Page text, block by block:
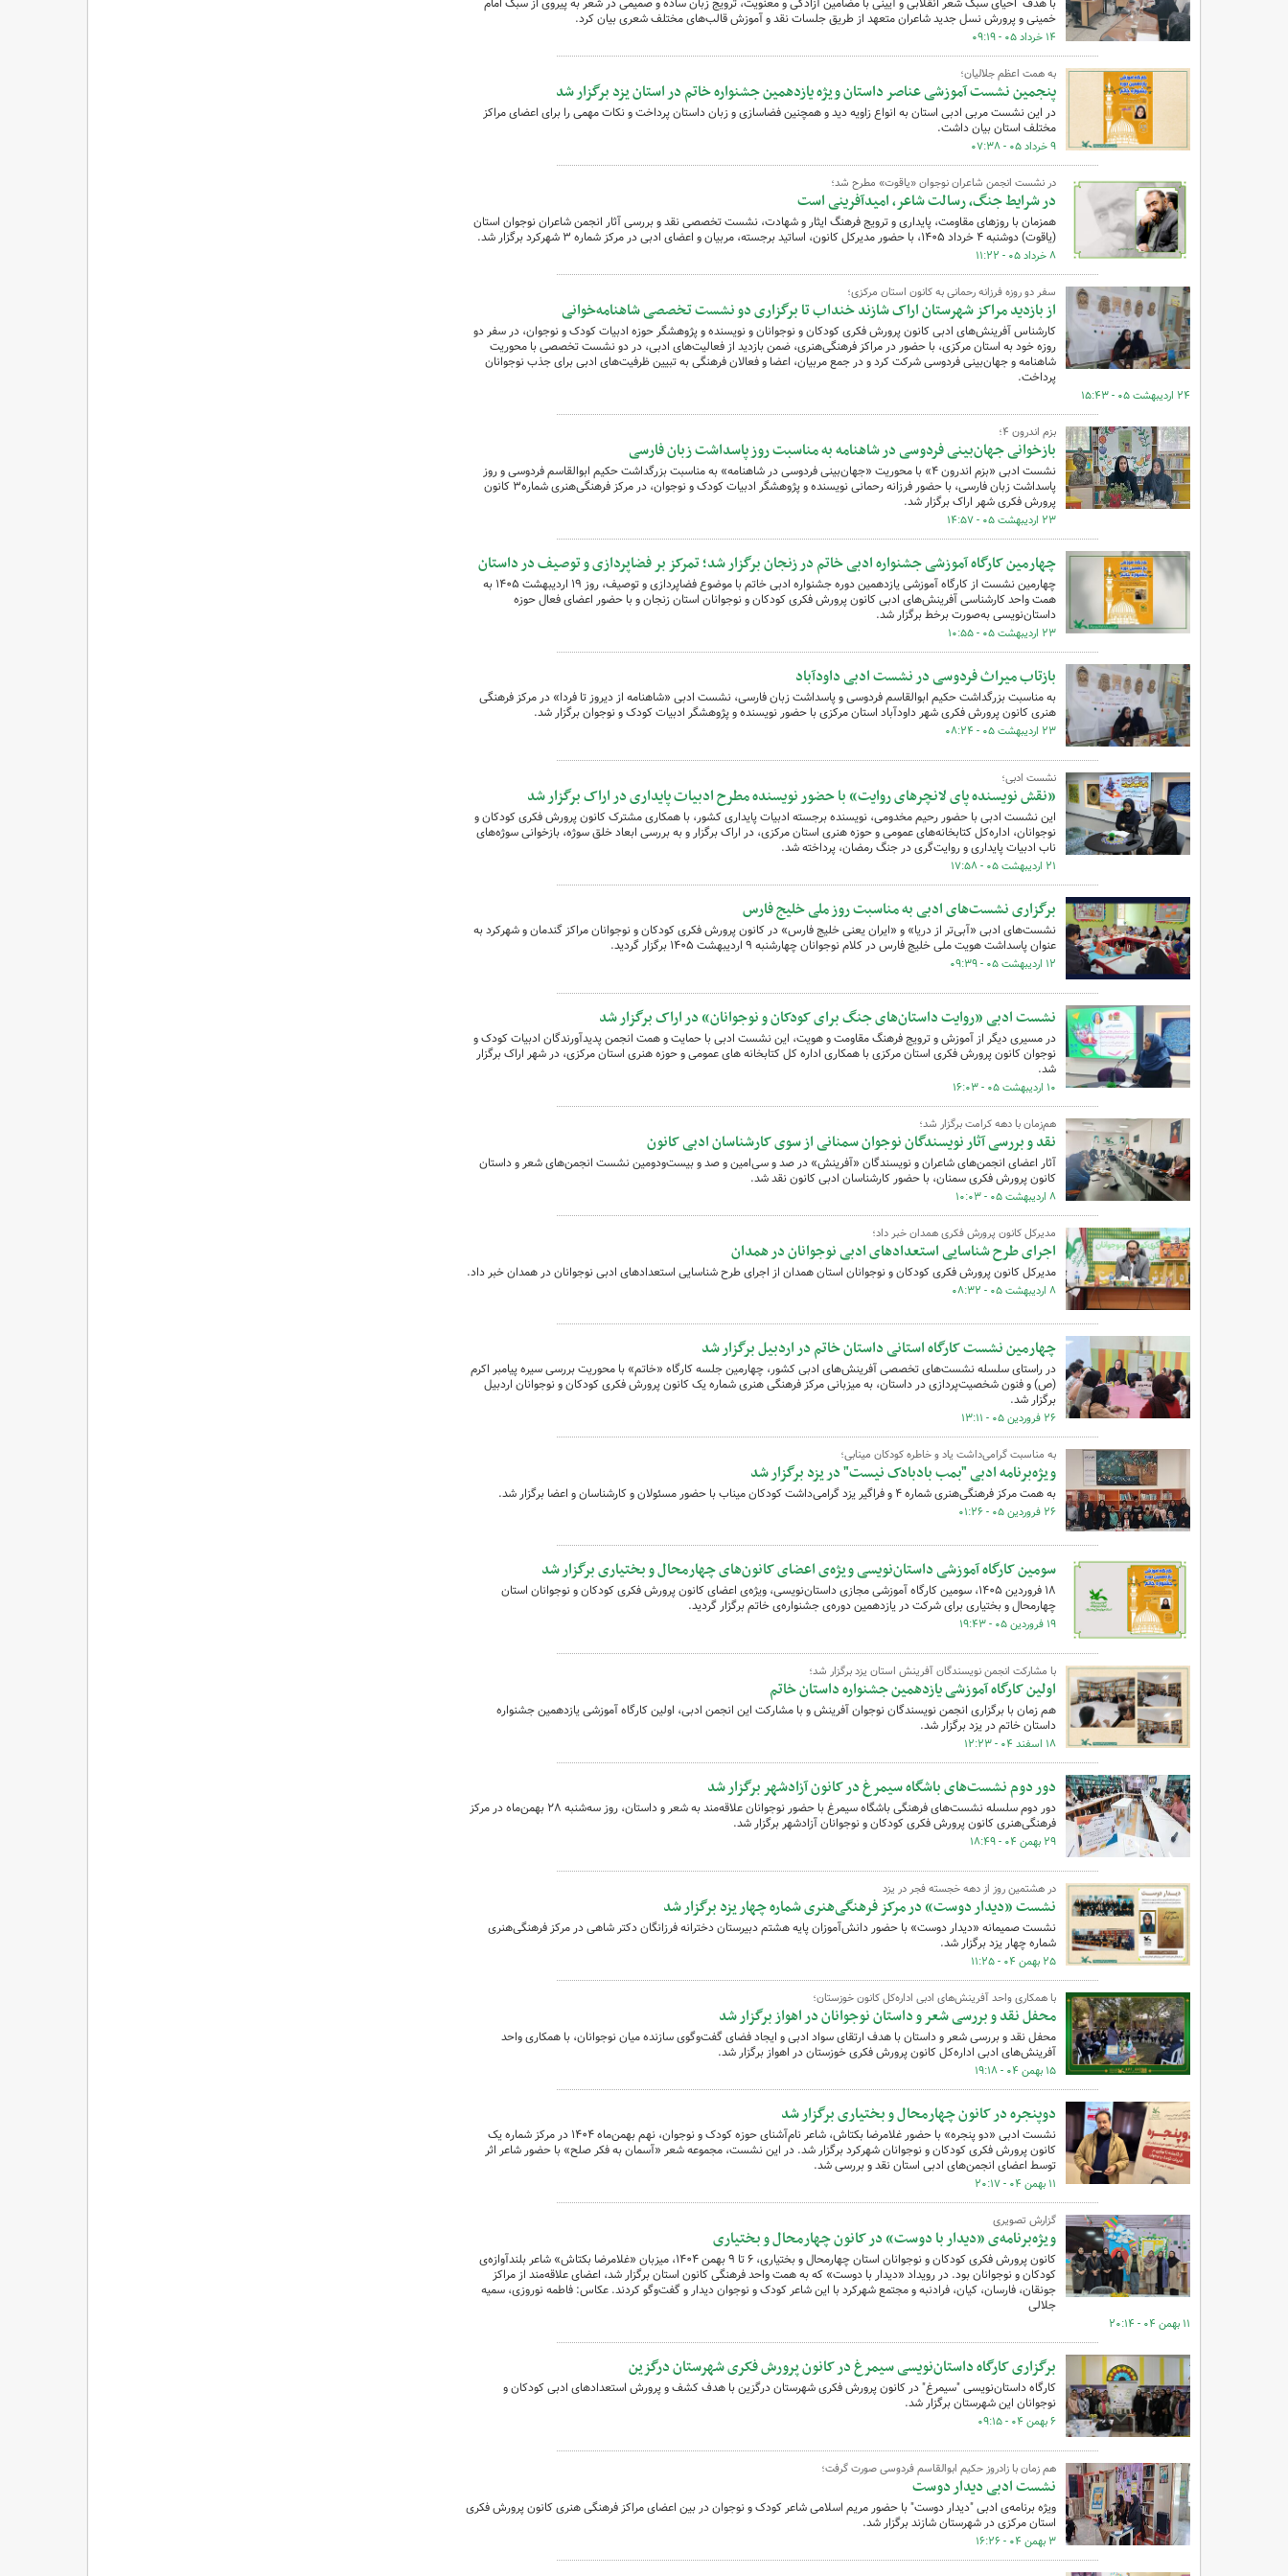
خمینی و پرورش نسل جدید شاعران متعهد از طریق جلسات نقد و آموزش قالب‌های مختلف شعری بیان کرد.
۱۴ خرداد ۰۵ - ۰۹:۱۹
به همت اعظم جلالیان؛
پنجمین نشست آموزشی عناصر داستان ویژه یازدهمین جشنواره خاتم در استان یزد برگزار شد
در این نشست مربی ادبی استان به انواع زاویه دید و همچنین فضاسازی و زبان داستان پرداخت و نکات مهمی را برای اعضای مراکز
مختلف استان بیان داشت.
۹ خرداد ۰۵ - ۰۷:۳۸
در نشست انجمن شاعران نوجوان «یاقوت» مطرح شد؛
در شرایط جنگ، رسالت شاعر، امیدآفرینی است
همزمان با روزهای مقاومت، پایداری و ترویج فرهنگ ایثار و شهادت، نشست تخصصی نقد و بررسی آثار انجمن شاعران نوجوان استان
(یاقوت) دوشنبه ۴ خرداد ۱۴۰۵، با حضور مدیرکل کانون، اساتید برجسته، مربیان و اعضای ادبی در مرکز شماره ۳ شهرکرد برگزار شد.
۸ خرداد ۰۵ - ۱۱:۲۲
سفر دو روزه فرزانه رحمانی به کانون استان مرکزی؛
از بازدید مراکز شهرستان اراک شازند خنداب تا برگزاری دو نشست تخصصی شاهنامه‌خوانی
کارشناس آفرینش‌های ادبی کانون پرورش فکری کودکان و نوجوانان و نویسنده و پژوهشگر حوزه ادبیات کودک و نوجوان، در سفر دو
روزه خود به استان مرکزی، با حضور در مراکز فرهنگی‌هنری، ضمن بازدید از فعالیت‌های ادبی، در دو نشست تخصصی با محوریت
شاهنامه و جهان‌بینی فردوسی شرکت کرد و در جمع مربیان، اعضا و فعالان فرهنگی به تبیین ظرفیت‌های ادبی برای جذب نوجوانان
پرداخت.
۲۴ اردیبهشت ۰۵ - ۱۵:۴۳
بزم اندرون ۴؛
بازخوانی جهان‌بینی فردوسی در شاهنامه به مناسبت روز پاسداشت زبان فارسی
نشست ادبی «بزم اندرون ۴» با محوریت «جهان‌بینی فردوسی در شاهنامه» به مناسبت بزرگداشت حکیم ابوالقاسم فردوسی و روز
پاسداشت زبان فارسی، با حضور فرزانه رحمانی نویسنده و پژوهشگر ادبیات کودک و نوجوان، در مرکز فرهنگی‌هنری شماره۳ کانون
پرورش فکری شهر اراک برگزار شد.
۲۳ اردیبهشت ۰۵ - ۱۴:۵۷
چهارمین کارگاه آموزشی جشنواره ادبی خاتم در زنجان برگزار شد؛ تمرکز بر فضاپردازی و توصیف در داستان
چهارمین نشست از کارگاه آموزشی یازدهمین دوره جشنواره ادبی خاتم با موضوع فضاپردازی و توصیف، روز ۱۹ اردیبهشت ۱۴۰۵ به
همت واحد کارشناسی آفرینش‌های ادبی کانون پرورش فکری کودکان و نوجوانان استان زنجان و با حضور اعضای فعال حوزه
داستان‌نویسی به‌صورت برخط برگزار شد.
۲۳ اردیبهشت ۰۵ - ۱۰:۵۵
بازتاب میراث فردوسی در نشست ادبی داودآباد
به مناسبت بزرگداشت حکیم ابوالقاسم فردوسی و پاسداشت زبان فارسی، نشست ادبی «شاهنامه از دیروز تا فردا» در مرکز فرهنگی
هنری کانون پرورش فکری شهر داودآباد استان مرکزی با حضور نویسنده و پژوهشگر ادبیات کودک و نوجوان برگزار شد.
۲۳ اردیبهشت ۰۵ - ۰۸:۲۴
نشست ادبی؛
«نقش نویسنده پای لانچرهای روایت» با حضور نویسنده مطرح ادبیات پایداری در اراک برگزار شد
این نشست ادبی با حضور رحیم مخدومی، نویسنده برجسته ادبیات پایداری کشور، با همکاری مشترک کانون پرورش فکری کودکان و
نوجوانان، اداره‌کل کتابخانه‌های عمومی و حوزه هنری استان مرکزی، در اراک برگزار و به بررسی ابعاد خلق سوژه، بازخوانی سوژه‌های
ناب ادبیات پایداری و روایت‌گری در جنگ رمضان، پرداخته شد.
۲۱ اردیبهشت ۰۵ - ۱۷:۵۸
برگزاری نشست‌های ادبی به مناسبت روز ملی خلیج فارس
نشست‌های ادبی «آبی‌تر از دریا» و «ایران یعنی خلیج فارس» در کانون پرورش فکری کودکان و نوجوانان مراکز گندمان و شهرکرد به
عنوان پاسداشت هویت ملی خلیج فارس در کلام نوجوانان چهارشنبه ۹ اردیبهشت ۱۴۰۵ برگزار گردید.
۱۲ اردیبهشت ۰۵ - ۰۹:۳۹
نشست ادبی «روایت داستان‌های جنگ برای کودکان و نوجوانان» در اراک برگزار شد
در مسیری دیگر از آموزش و ترویج فرهنگ مقاومت و هویت، این نشست ادبی با حمایت و همت انجمن پدیدآورندگان ادبیات کودک و
نوجوان کانون پرورش فکری استان مرکزی با همکاری اداره کل کتابخانه های عمومی و حوزه هنری استان مرکزی، در شهر اراک برگزار
شد.
۱۰ اردیبهشت ۰۵ - ۱۶:۰۳
هم‌زمان با دهه کرامت برگزار شد؛
نقد و بررسی آثار نویسندگان نوجوان سمنانی از سوی کارشناسان ادبی کانون
آثار اعضای انجمن‌های شاعران و نویسندگان «آفرینش» در صد و سی‌امین و صد و بیست‌ودومین نشست انجمن‌های شعر و داستان
کانون پرورش فکری سمنان، با حضور کارشناسان ادبی کانون نقد شد.
۸ اردیبهشت ۰۵ - ۱۰:۰۳
مدیرکل کانون پرورش فکری همدان خبر داد؛
اجرای طرح شناسایی استعدادهای ادبی نوجوانان در همدان
مدیرکل کانون پرورش فکری کودکان و نوجوانان استان همدان از اجرای طرح شناسایی استعدادهای ادبی نوجوانان در همدان خبر داد.
۸ اردیبهشت ۰۵ - ۰۸:۳۲
چهارمین نشست کارگاه استانی داستان خاتم در اردبیل برگزار شد
در راستای سلسله نشست‌های تخصصی آفرینش‌های ادبی کشور، چهارمین جلسه کارگاه «خاتم» با محوریت بررسی سیره پیامبر اکرم
(ص) و فنون شخصیت‌پردازی در داستان، به میزبانی مرکز فرهنگی هنری شماره یک کانون پرورش فکری کودکان و نوجوانان اردبیل
برگزار شد.
۲۶ فروردین ۰۵ - ۱۳:۱۱
به مناسبت گرامی‌داشت یاد و خاطره کودکان مینابی؛
ویژه‌برنامه ادبی "بمب بادبادک نیست" در یزد برگزار شد
به همت مرکز فرهنگی‌هنری شماره ۴ و فراگیر یزد گرامی‌داشت کودکان میناب با حضور مسئولان و کارشناسان و اعضا برگزار شد.
۲۶ فروردین ۰۵ - ۰۱:۲۶
سومین کارگاه آموزشی داستان‌نویسی ویژه‌ی اعضای کانون‌های چهارمحال و بختیاری برگزار شد
۱۸ فروردین ۱۴۰۵، سومین کارگاه آموزشی مجازی داستان‌نویسی، ویژه‌ی اعضای کانون پرورش فکری کودکان و نوجوانان استان
چهارمحال و بختیاری برای شرکت در یازدهمین دوره‌ی جشنواره‌ی خاتم برگزار گردید.
۱۹ فروردین ۰۵ - ۱۹:۴۳
با مشارکت انجمن نویسندگان آفرینش استان یزد برگزار شد؛
اولین کارگاه آموزشی یازدهمین جشنواره داستان خاتم
هم زمان با برگزاری انجمن نویسندگان نوجوان آفرینش و با مشارکت این انجمن ادبی، اولین کارگاه آموزشی یازدهمین جشنواره
داستان خاتم در یزد برگزار شد.
۱۸ اسفند ۰۴ - ۱۲:۲۳
دور دوم نشست‌های باشگاه سیمرغ در کانون آزادشهر برگزار شد
دور دوم سلسله نشست‌های فرهنگی باشگاه سیمرغ با حضور نوجوانان علاقه‌مند به شعر و داستان، روز سه‌شنبه ۲۸ بهمن‌ماه در مرکز
فرهنگی‌هنری کانون پرورش فکری کودکان و نوجوانان آزادشهر برگزار شد.
۲۹ بهمن ۰۴ - ۱۸:۴۹
در هشتمین روز از دهه‌ خجسته فجر در یزد
نشست «دیدار دوست» در مرکز فرهنگی‌هنری شماره چهار یزد برگزار شد
نشست صمیمانه «دیدار دوست» با حضور دانش‌آموزان پایه هشتم دبیرستان دخترانه فرزانگان دکتر شاهی در مرکز فرهنگی‌هنری
شماره چهار یزد برگزار شد.
۲۵ بهمن ۰۴ - ۱۱:۲۵
با همکاری واحد آفرینش‌های ادبی اداره‌کل کانون خوزستان؛
محفل نقد و بررسی شعر و داستان نوجوانان در اهواز برگزار شد
محفل نقد و بررسی شعر و داستان با هدف ارتقای سواد ادبی و ایجاد فضای گفت‌وگوی سازنده میان نوجوانان، با همکاری واحد
آفرینش‌های ادبی اداره‌کل کانون پرورش فکری خوزستان در اهواز برگزار شد.
۱۵ بهمن ۰۴ - ۱۹:۱۸
دوپنجره در کانون چهارمحال و بختیاری برگزار شد
نشست ادبی «دو پنجره» با حضور غلامرضا بکتاش، شاعر نام‌آشنای حوزه کودک و نوجوان، نهم بهمن‌ماه ۱۴۰۴ در مرکز شماره یک
کانون پرورش فکری کودکان و نوجوانان شهرکرد برگزار شد. در این نشست، مجموعه شعر «آسمان به فکر صلح» با حضور شاعر اثر
توسط اعضای انجمن‌های ادبی استان نقد و بررسی شد.
۱۱ بهمن ۰۴ - ۲۰:۱۷
گزارش تصویری
ویژه‌برنامه‌ی «دیدار با دوست» در کانون چهارمحال و بختیاری
کانون پرورش فکری کودکان و نوجوانان استان چهارمحال و بختیاری، ۶ تا ۹ بهمن ۱۴۰۴، میزبان «غلامرضا بکتاش» شاعر بلندآوازه‌ی
کودکان و نوجوانان بود. در رویداد «دیدار با دوست» که به همت واحد فرهنگی کانون استان برگزار شد، اعضای علاقه‌مند از مراکز
جونقان، فارسان، کیان، فرادنبه و مجتمع شهرکرد با این شاعر کودک و نوجوان دیدار و گفت‌وگو کردند. عکاس: فاطمه نوروزی، سمیه
جلالی
۱۱ بهمن ۰۴ - ۲۰:۱۴
برگزاری کارگاه داستان‌نویسی سیمرغ در کانون پرورش فکری شهرستان درگزین
کارگاه داستان‌نویسی "سیمرغ" در کانون پرورش فکری شهرستان درگزین با هدف کشف و پرورش استعدادهای ادبی کودکان و
نوجوانان این شهرستان برگزار شد.
۶ بهمن ۰۴ - ۰۹:۱۵
هم زمان با زادروز حکیم ابوالقاسم فردوسی صورت گرفت؛
نشست ادبی دیدار دوست
ویژه برنامه‌ی ادبی "دیدار دوست" با حضور مریم اسلامی شاعر کودک و نوجوان در بین اعضای مراکز فرهنگی هنری کانون پرورش فکری
استان مرکزی در شهرستان شازند برگزار شد.
۳ بهمن ۰۴ - ۱۶:۲۶